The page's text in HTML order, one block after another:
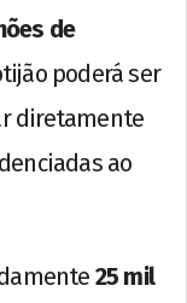
de
poderá ser
diretamente
ao
25 mil